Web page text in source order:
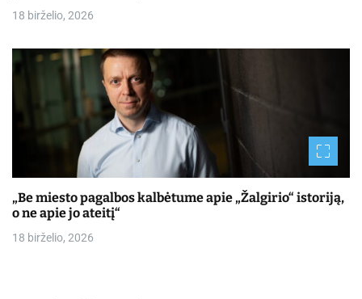
18 birželio, 2026
„Be miesto pagalbos kalbėtume apie „Žalgirio“ istoriją,
o ne apie jo ateitį“
18 birželio, 2026